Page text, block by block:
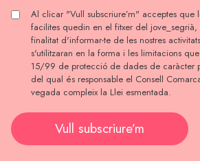
Al clicar "Vull subscriure’m" acceptes que
facilites quedin en el fitxer del
finalitat d'informar-te de les nostres
s'utilitzaran en la forma i les limitacions
15/99 de protecció de dades de caràcter
del qual és responsable el Consell
vegada compleix la Llei esmentada.
Vull subscriure’m